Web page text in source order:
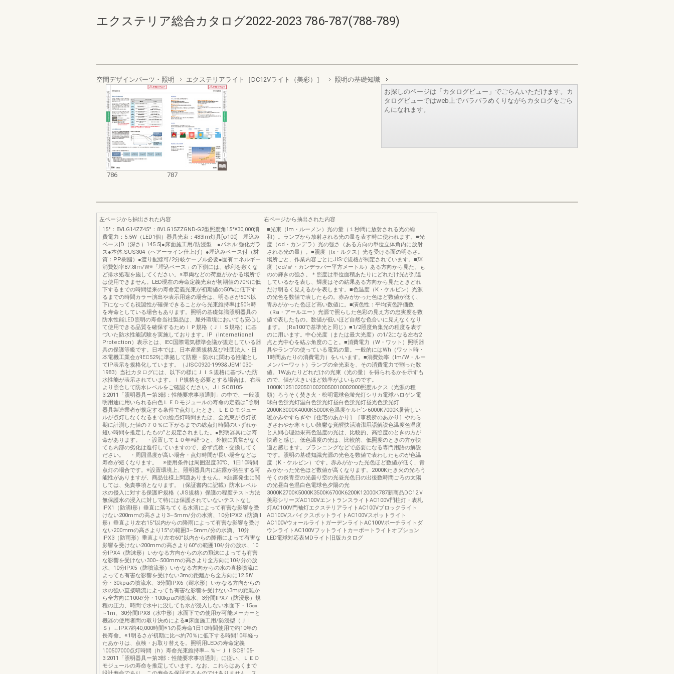
エクステリア総合カタログ2022-2023 786-787(788-789)
空間デザインパーツ・照明 エクステリアライト［DC12Vライト（美彩）］ 照明の基礎知識
786 787
お探しのページは「カタログビュー」でごらんいただけます。カ
タログビューではweb上でパラパラめくりながらカタログをごら
んになれます。
左ページから抽出された内容
15°：8VLG14ZZ45°：8VLG15ZZGND-G2型照度角15°¥30,000消
費電力：5.5W（LED1個）器具光束：483lm灯具[φ100] 埋込み
ベース[D（深さ）145.5]●床面施工用/防浸型 ●パネル:強化ガラ
ス●本体:SUS304（ヘアーライン仕上げ）●埋込みベース付（材
質：PP樹脂）●渡り配線可/2分岐ケーブル必要●固有エネルギー
消費効率87.8lm/W※「埋込ベース」の下側には、砂利を敷くな
ど排水処理を施してください。※車両などの荷重がかかる場所で
は使用できません。LED現在の寿命定義光束が初期値の70%に低
下するまでの時間従来の寿命定義光束が初期値の50%に低下す
るまでの時間カラー演出や表示用途の場合は、明るさが50%以
下になっても視認性が確保できることから光束維持率は50%時
を寿命としている場合もあります。照明の基礎知識照明器具の
防水性能LED照明の寿命当社製品は、屋外環境においても安心し
て使用できる品質を確保するためＩＰ規格（ＪＩＳ規格）に基
づいた防水性能試験を実施しております。IP（International
Protection）表示とは、IEC国際電気標準会議が規定している器
具の保護等級です。日本では、日本産業規格及び社団法人・日
本電機工業会がIEC529に準拠して防塵・防水に関わる性能とし
てIP表示を規格化しています。（JISC0920-1993&JEM1030-
1983）当社カタログには、以下の様にＪＩＳ規格に基づいた防
水性能が表示されています。ＩP規格を必要とする場合は、右表
より照合して防水レベルをご確認ください。JＩSC8105-
3:2011「照明器具ー第3部：性能要求事項通則」の中で、一般照
明用途に用いられる白色ＬＥＤモジュールの寿命の定義は“照明
器具製造業者が規定する条件で点灯したとき、ＬＥＤモジュー
ルが点灯しなくなるまでの総点灯時間または、全光束が点灯初
期に計測した値の７０％に下がるまでの総点灯時間のいずれか
短い時間を推定したもの”と規定されました。●照明器具には寿
命があります。 ・設置して１０年※経つと、外観に異常がなく
ても内部の劣化は進行していますので、必ず点検・交換してく
ださい。 ・周囲温度が高い場合・点灯時間が長い場合などは
寿命が短くなります。 ※使用条件は周囲温度30℃、1日10時間
点灯の場合です。※設置環境上、照明器具内に結露が発生する可
能性がありますが、商品仕様上問題ありません。※結露発生に関
しては、免責事項となります。（保証書内に記載）防水レベル
水の侵入に対する保護IP規格（JIS規格）保護の程度テスト方法
無保護水の浸入に対して特には保護されていないテストなし
IPX1（防滴Ⅰ形）垂直に落ちてくる水滴によって有害な影響を受
けない200mmの高さより3∼5mm/分の水滴、10分IPX2（防滴Ⅱ
形）垂直より左右15°以内からの降雨によって有害な影響を受け
ない200mmの高さより15°の範囲3∼5mm/分の水滴、10分
IPX3（防雨形）垂直より左右60°以内からの降雨によって有害な
影響を受けない200mmの高さより60°の範囲10ℓ/分の放水、10
分IPX4（防沫形）いかなる方向からの水の飛沫によっても有害
な影響を受けない300∼500mmの高さより全方向に10ℓ/分の放
水、10分IPX5（防噴流形）いかなる方向からの水の直接噴流に
よっても有害な影響を受けない3mの距離から全方向に12.5ℓ/
分・30kpaの噴流水、3分間IPX6（耐水形）いかなる方向からの
水の強い直接噴流によっても有害な影響を受けない3mの距離か
ら全方向に100ℓ/分・100kpaの噴流水、3分間IPX7（防浸形）規
程の圧力、時間で水中に没しても水が浸入しない水面下・15㎝
∼1m、30分間IPX8（水中形）水面下での使用が可能メーカーと
機器の使用者間の取り決めによる■床面施工用/防浸型（ＪＩ
Ｓ）←IPX7約40,000時間※1の長寿命1日10時間使用で約10年の
長寿命。※1明るさが初期に比べ約70％に低下する時間10年経っ
たあかりは、点検・お取り替えを。照明用LEDの寿命定義
100507000点灯時間（h）寿命光束維持率︵％︶ＪＩSC8105-
3:2011「照明器具ー第3部：性能要求事項通則」に従い、ＬＥＤ
モジュールの寿命を推定しています。なお、これらはあくまで
右ページから抽出された内容
■光束（lm・ルーメン）光の量（１秒間に放射される光の総
和）。ランプから放射される光の量を表す時に使われます。■光
度（cd・カンデラ）光の強さ（ある方向の単位立体角内に放射
される光の量）。■照度（lx・ルクス）光を受ける面の明るさ。
場所ごと、作業内容ごとにJISで規格が制定されています。■輝
度（cd/㎡・カンデラパー平方メートル）ある方向から見た、も
のの輝きの強さ。＊照度は単位面積あたりにどれだけ光が到達
しているかを表し、輝度はその結果ある方向から見たときどれ
だけ明るく見えるかを表します。■色温度（K・ケルビン）光源
の光色を数値で表したもの。赤みがかった色ほど数値が低く、
青みがかった色ほど高い数値に。■演色性：平均演色評価数
（Ra・アールエー）光源で照らした色彩の見え方の忠実度を数
値で表したもの。数値が低いほど自然な色合いに見えなくなり
ます。（Ra100で基準光と同じ）■1/2照度角集光の程度を表す
のに用います。中心光度（または最大光度）の1/2になる左右2
点と光中心を結ぶ角度のこと。■消費電力（W・ワット）照明器
具やランプの使っている電気の量。一般的にはWh（ワット時・
1時間あたりの消費電力）をいいます。■消費効率（lm/W・ルー
メンパーワット）ランプの全光束を、その消費電力で割った数
値。1Wあたりどれだけの光束（光の量）を得られるかを示すも
ので、値が大きいほど効率がよいものです。
1000K12510205010020050010002000照度ルクス（光源の種
類）ろうそく焚き火・松明電球色蛍光灯シリカ電球ハロゲン電
球白色蛍光灯温白色蛍光灯昼白色蛍光灯昼光色蛍光灯
2000K3000K4000K5000K色温度ケルビン6000K7000K暑苦しい
暖かみやすらぎや［住宅のあかり］［事務所のあかり］やわら
ぎさわやか寒々しい陰鬱な覚醒快活清潔用語解説色温度色温度
と人間心理効果高色温度の光は、比較的、高照度のときの方が
快適と感じ、低色温度の光は、比較的、低照度のときの方が快
適と感じます。プランニングなどで必要になる専門用語の解説
です。照明の基礎知識光源の光色を数値で表わしたものが色温
度（K・ケルビン）です。赤みがかった光色ほど数値が低く、青
みがかった光色ほど数値が高くなります。2000Kたき火の光ろう
そくの炎青空の光曇り空の光昼光色日の出後数時間ごろの太陽
の光昼白色温白色電球色夕陽の光
3000K2700K5000K3500K6700K6200K12000K787新商品DC12Ｖ
美彩シリーズAC100VエントランスライトAC100V門柱灯・表札
灯AC100V門袖灯エクステリアライトAC100Vブロックライト
AC100VスパイクスポットライトAC100Vスポットライト
AC100VウォールライトガーデンライトAC100Vポーチライトダ
ウンライトAC100Vフットライトカーポートライトオプション
LED電球対応表MDライト旧版カタログ